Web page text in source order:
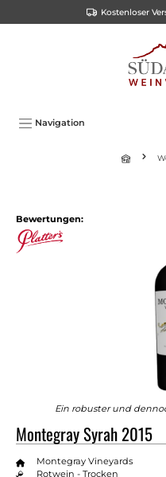
Kostenloser
Navigation
Bewertungen:
Ein robuster und
Montegray Syrah 2015
Montegray Vineyards
Rotwein - Trocken